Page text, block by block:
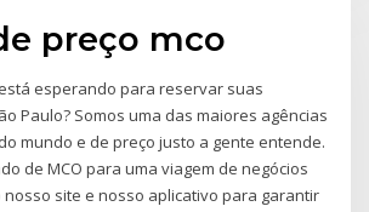
preço mco
esperando para reservar suas
Paulo? Somos uma das maiores agências
mundo e de preço justo a gente entende.
de MCO para uma viagem de negócios
nosso site e nosso aplicativo para garantir